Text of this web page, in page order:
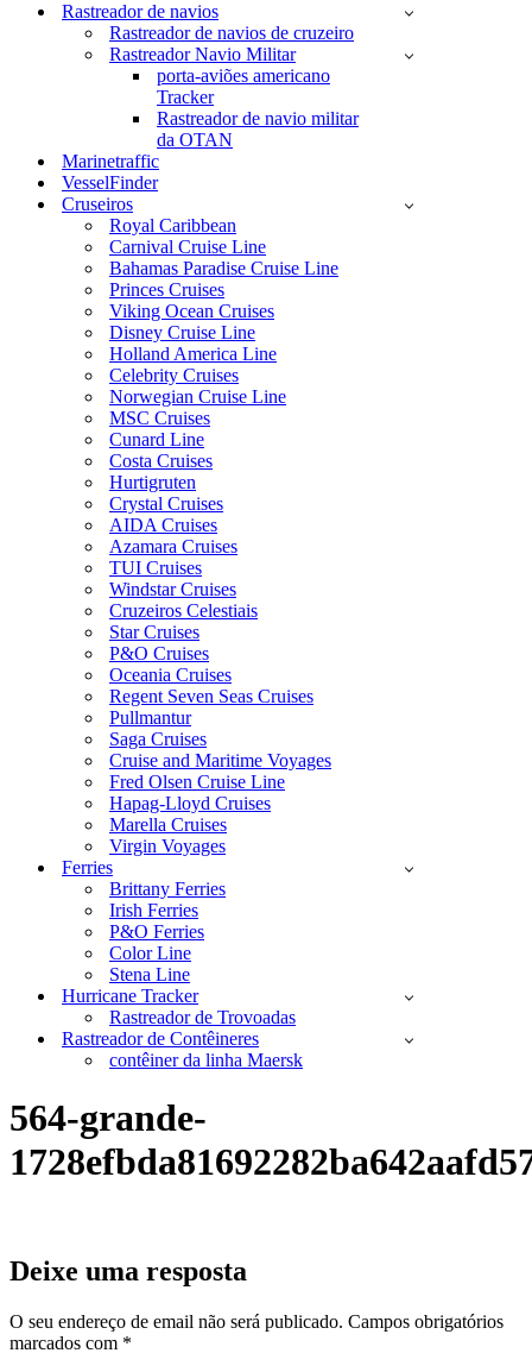
navegaçãoRastreador de navios
Rastreador de navios de cruzeiro
Rastreador Navio Militar
porta-aviões americano
Tracker
Rastreador de navio militar
da OTAN
Marinetraffic
VesselFinder
Cruseiros
Royal Caribbean
Carnival Cruise Line
Bahamas Paradise Cruise Line
Princes Cruises
Viking Ocean Cruises
Disney Cruise Line
Holland America Line
Celebrity Cruises
Norwegian Cruise Line
MSC Cruises
Cunard Line
Costa Cruises
Hurtigruten
Crystal Cruises
AIDA Cruises
Azamara Cruises
TUI Cruises
Windstar Cruises
Cruzeiros Celestiais
Star Cruises
P&O Cruises
Oceania Cruises
Regent Seven Seas Cruises
Pullmantur
Saga Cruises
Cruise and Maritime Voyages
Fred Olsen Cruise Line
Hapag-Lloyd Cruises
Marella Cruises
Virgin Voyages
Ferries
Brittany Ferries
Irish Ferries
P&O Ferries
Color Line
Stena Line
Hurricane Tracker
Rastreador de Trovoadas
Rastreador de Contêineres
contêiner da linha Maersk
564-grande-
Deixe uma resposta
O seu endereço de email não será publicado. Campos obrigatórios
marcados com *